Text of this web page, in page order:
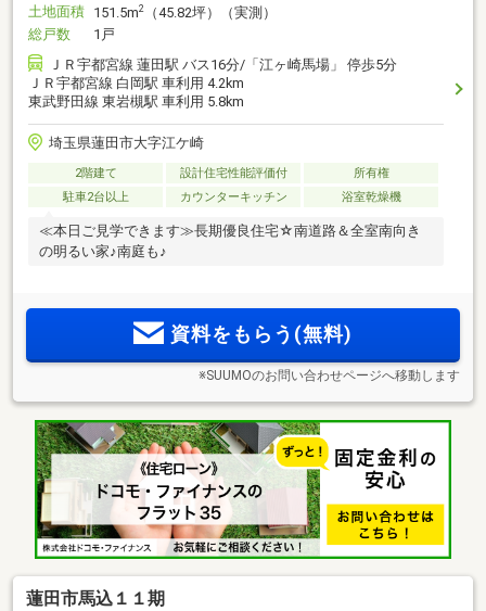
土地面積 151.5m2
（45.82坪）（実測）
総戸数
1戸
ＪＲ宇都宮線 蓮田駅 バス16分/「江ヶ崎馬場」 停歩5分
ＪＲ宇都宮線 白岡駅 車利用 4.2km
東武野田線 東岩槻駅 車利用 5.8km
埼玉県蓮田市大字江ケ崎
2階建て 設計住宅性能評価付
所有権
駐車2台以上
カウンターキッチン 浴室乾燥機
≪本日ご見学できます≫長期優良住宅☆南道路＆全室南向き
の明るい家♪南庭も♪
資料をもらう(無料)
※SUUMOのお問い合わせページへ移動します
蓮田市馬込１１期